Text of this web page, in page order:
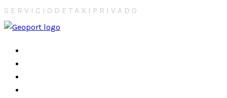
S E R V I C I O D E T A X I P R I V A D O